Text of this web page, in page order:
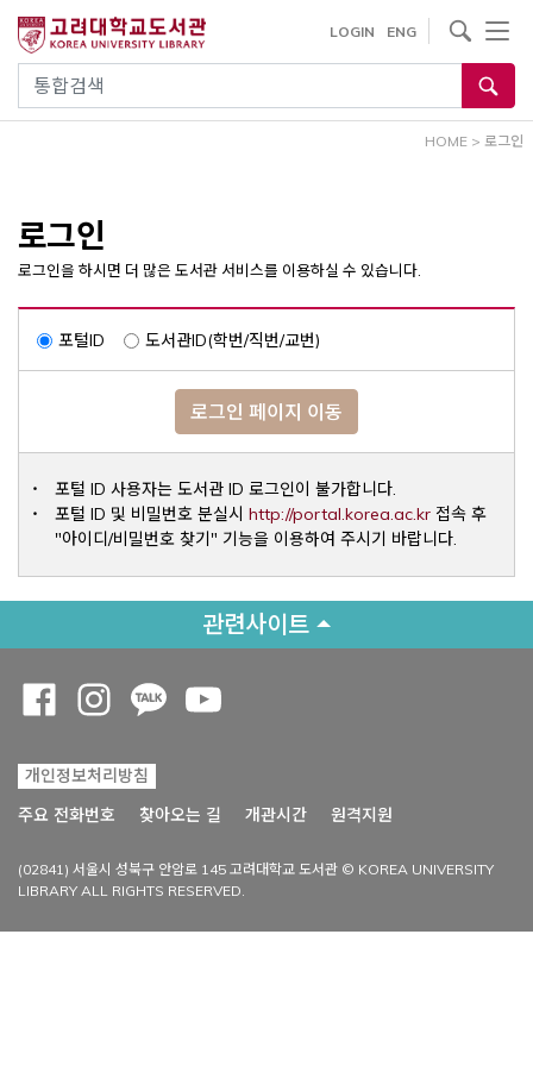
건
통합검색
LOGIN ENG
사이트내 검색
HOME > 로그인
로그인
로그인을 하시면 더 많은 도서관 서비스를 이용하실 수 있습니다.
포털ID 도서관ID(학번/직번/교번)
로그인 페이지 이동
포털 ID 사용자는 도서관 ID 로그인이 불가합니다.
포털 ID 및 비밀번호 분실시 http://portal.korea.ac.krOpens a
접속 후
"아이디/비밀번호 찾기" 기능을 이용하여 주시기 바랍니다.
관련사이트
개인정보처리방침
주요 전화번호
찾아오는 길 개관시간 원격지원
(02841) 서울시 성북구 안암로 145 고려대학교 도서관 © KOREA UNIVERSITY
LIBRARY ALL RIGHTS RESERVED.
Opens a new window
Opens a new window
Opens a new window